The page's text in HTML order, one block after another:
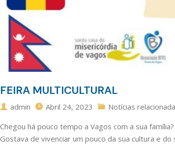
FEIRA MULTICULTURAL
admin Abril 24, 2023 Notícias
Chegou há pouco tempo a Vagos com a sua família?
Gostava de vivenciar um pouco da sua cultura e do